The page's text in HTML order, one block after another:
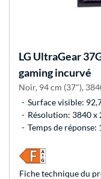
LG UltraGear
gaming incurvé
Noir, 94 cm (37"),
Surface visible:
Résolution: 3840 x
Temps de réponse:
Fiche technique du